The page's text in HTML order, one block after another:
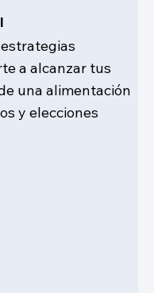
a alcanzar tus
una alimentación
y elecciones